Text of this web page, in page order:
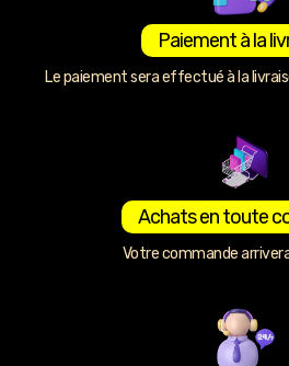
Paiement à la
Le paiement sera effectué à la
Achats en toute
Votre commande